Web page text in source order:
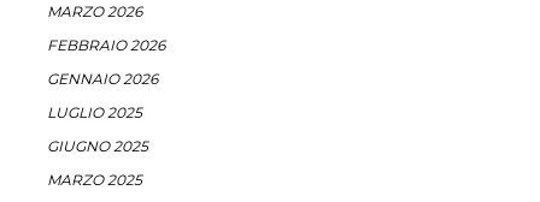
MARZO 2026
FEBBRAIO 2026
GENNAIO 2026
LUGLIO 2025
GIUGNO 2025
MARZO 2025